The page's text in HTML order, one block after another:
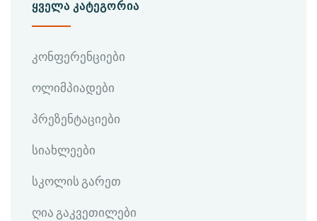
ᲧᲕᲔᲚᲐ ᲙᲐᲢᲔᲒᲝᲠᲘᲐ
კონფერენციები
ოლიმპიადები
პრეზენტაციები
სიახლეები
სკოლის გარეთ
ღია გაკვეთილები